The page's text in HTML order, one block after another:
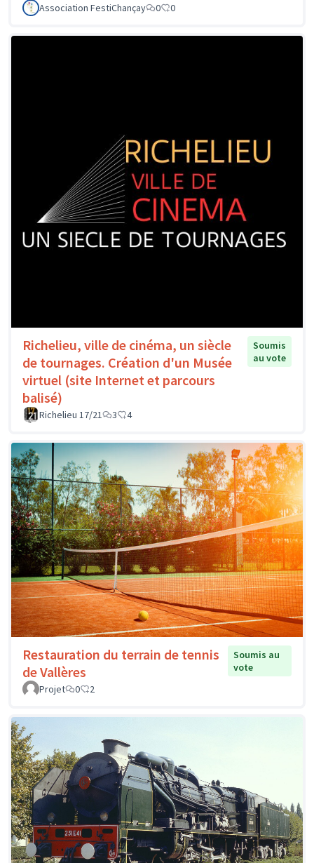
Association FestiChançay
0 0
Richelieu, ville de cinéma, un siècle
de tournages. Création d'un Musée
virtuel (site Internet et parcours
balisé)
Soumis
au vote
Richelieu 17/21 3 4
Restauration du terrain de tennis
de Vallères
Soumis au
vote
Projet
0 2